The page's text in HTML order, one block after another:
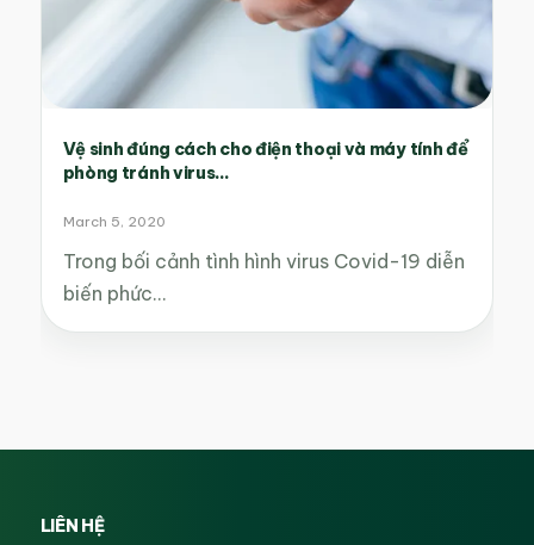
Vệ sinh đúng cách cho điện thoại và máy tính để
phòng tránh virus...
March 5, 2020
Trong bối cảnh tình hình virus Covid-19 diễn
biến phức…
LIÊN HỆ